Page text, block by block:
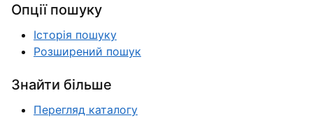
Опції пошуку
Історія пошуку
Розширений пошук
Знайти більше
Перегляд каталогу